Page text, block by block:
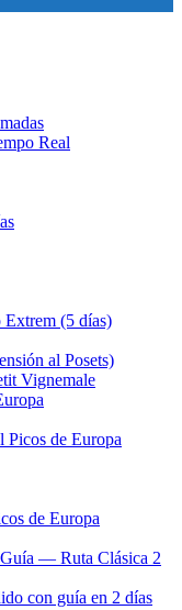
Real
(5 días)
al Posets)
Vignemale
de Europa
de Europa
— Ruta Clásica 2
con guía en 2 días